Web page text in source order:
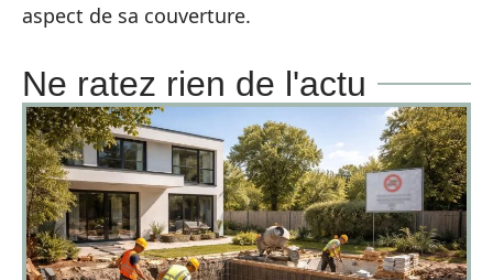
aspect de sa couverture.
Ne ratez rien de l'actu